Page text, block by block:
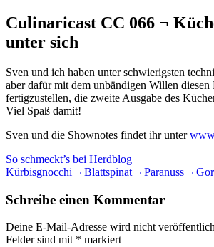
Culinaricast CC 066 ¬
unter sich
Sven und ich haben unter schwierigsten
aber dafür mit dem unbändigen Willen diesen
fertigzustellen, die zweite Ausgabe des
Viel Spaß damit!
Sven und die Shownotes findet ihr unter
Beitragsnavigation
So schmeckt’s bei Herdblog
Kürbisgnocchi ¬ Blattspinat ¬ Paranuss ¬
Schreibe einen Kommentar
Deine E-Mail-Adresse wird nicht
Felder sind mit * markiert